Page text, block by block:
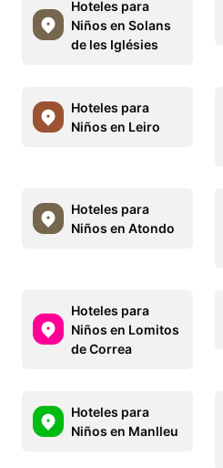
Hoteles para
Niños en Solans
de les Iglésies
Hoteles para
Niños en Leiro
Hoteles para
Niños en Atondo
Hoteles para
Niños en Lomitos
de Correa
Hoteles para
Niños en Manlleu